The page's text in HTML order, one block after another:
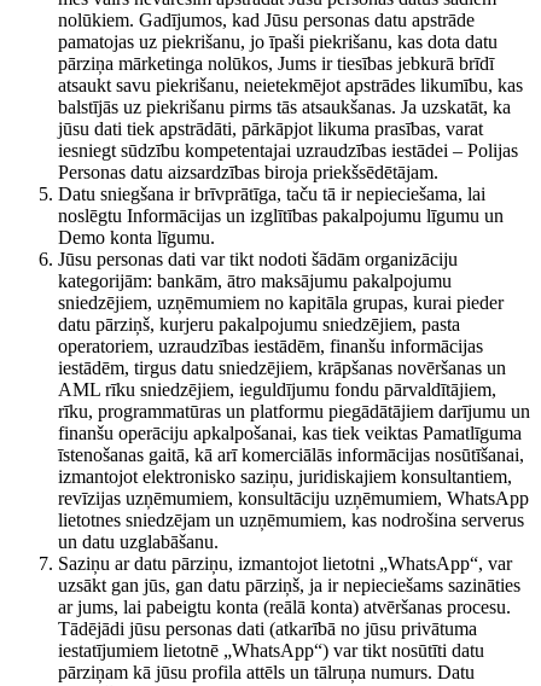
nolūkiem. Gadījumos, kad Jūsu personas datu apstrāde
pamatojas uz piekrišanu, jo īpaši piekrišanu, kas dota datu
pārziņa mārketinga nolūkos, Jums ir tiesības jebkurā brīdī
atsaukt savu piekrišanu, neietekmējot apstrādes likumību, kas
balstījās uz piekrišanu pirms tās atsaukšanas. Ja uzskatāt, ka
jūsu dati tiek apstrādāti, pārkāpjot likuma prasības, varat
iesniegt sūdzību kompetentajai uzraudzības iestādei – Polijas
Personas datu aizsardzības biroja priekšsēdētājam.
Datu sniegšana ir brīvprātīga, taču tā ir nepieciešama, lai
noslēgtu Informācijas un izglītības pakalpojumu līgumu un
Demo konta līgumu.
Jūsu personas dati var tikt nodoti šādām organizāciju
kategorijām: bankām, ātro maksājumu pakalpojumu
sniedzējiem, uzņēmumiem no kapitāla grupas, kurai pieder
datu pārziņš, kurjeru pakalpojumu sniedzējiem, pasta
operatoriem, uzraudzības iestādēm, finanšu informācijas
iestādēm, tirgus datu sniedzējiem, krāpšanas novēršanas un
AML rīku sniedzējiem, ieguldījumu fondu pārvaldītājiem,
rīku, programmatūras un platformu piegādātājiem darījumu un
finanšu operāciju apkalpošanai, kas tiek veiktas Pamatlīguma
īstenošanas gaitā, kā arī komerciālās informācijas nosūtīšanai,
izmantojot elektronisko saziņu, juridiskajiem konsultantiem,
revīzijas uzņēmumiem, konsultāciju uzņēmumiem, WhatsApp
lietotnes sniedzējam un uzņēmumiem, kas nodrošina serverus
un datu uzglabāšanu.
Saziņu ar datu pārziņu, izmantojot lietotni „WhatsApp“, var
uzsākt gan jūs, gan datu pārziņš, ja ir nepieciešams sazināties
ar jums, lai pabeigtu konta (reālā konta) atvēršanas procesu.
Tādējādi jūsu personas dati (atkarībā no jūsu privātuma
iestatījumiem lietotnē „WhatsApp“) var tikt nosūtīti datu
pārziņam kā jūsu profila attēls un tālruņa numurs. Datu